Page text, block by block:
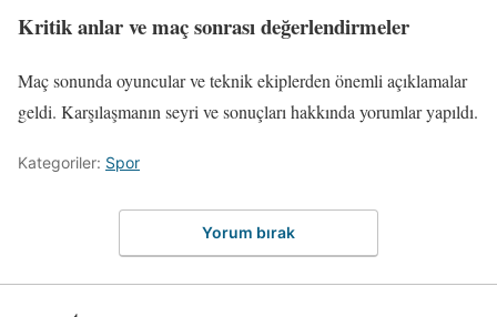
Kritik anlar ve maç sonrası değerlendirmeler
Maç sonunda oyuncular ve teknik ekiplerden önemli açıklamalar
geldi. Karşılaşmanın seyri ve sonuçları hakkında yorumlar yapıldı.
Kategoriler: Spor
Yorum bırak